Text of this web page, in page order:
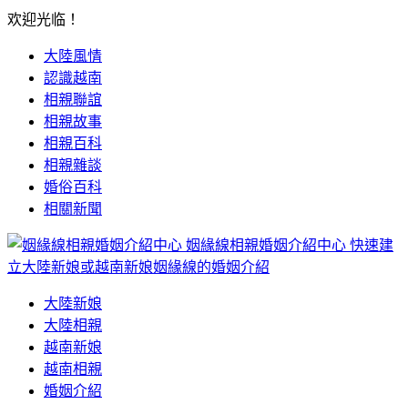
欢迎光临！
大陸風情
認識越南
相親聯誼
相親故事
相親百科
相親雜談
婚俗百科
相關新聞
姻緣線相親婚姻介紹中心 快速建
立大陸新娘或越南新娘姻緣線的婚姻介紹
大陸新娘
大陸相親
越南新娘
越南相親
婚姻介紹